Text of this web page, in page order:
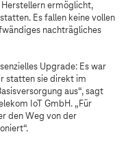
ermöglicht,
Es fallen keine vollen
nachträgliches
Upgrade: Es war
statten sie direkt im
aus“, sagt
IoT GmbH. „Für
den Weg von der